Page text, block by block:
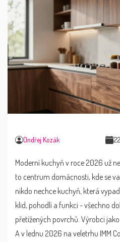
Ondřej Kozák
Moderní kuchyň v roce 2026 už
to centrum domácnosti, kde se
nikdo nechce kuchyň, která
klid, pohodlí a funkci - všechno
přetížených povrchů. Výrobci
A v lednu 2026 na veletrhu IMM